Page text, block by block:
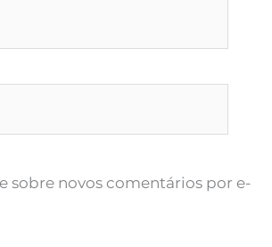
sobre novos comentários por e-